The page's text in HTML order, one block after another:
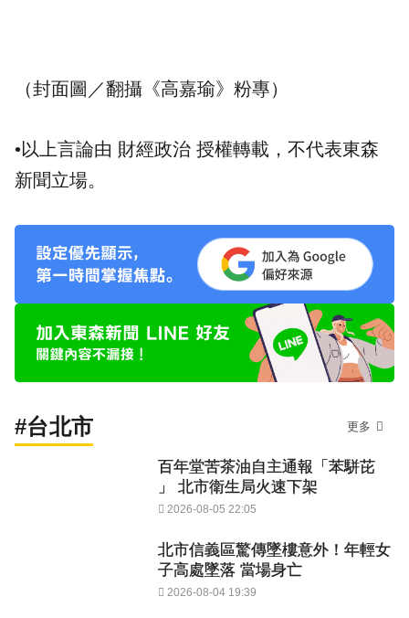
（封面圖／翻攝《高嘉瑜》粉專）
•以上言論由 財經政治 授權轉載，不代表東森
新聞立場。
#台北市 更多
百年堂苦茶油自主通報「苯駢芘
」 北市衛生局火速下架
2026-08-05 22:05
北市信義區驚傳墜樓意外！年輕女
子高處墜落 當場身亡
2026-08-04 19:39